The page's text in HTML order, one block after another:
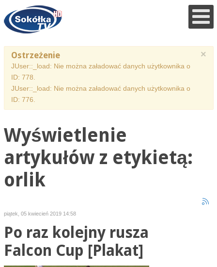
×
Ostrzeżenie
JUser::_load: Nie można załadować danych użytkownika o
ID: 778.
JUser::_load: Nie można załadować danych użytkownika o
ID: 776.
Wyświetlenie
artykułów z etykietą:
orlik
piątek, 05 kwiecień 2019 14:58
Po raz kolejny rusza
Falcon Cup [Plakat]